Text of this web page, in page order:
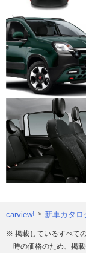
carview! 新車カタロ
※ 掲載しているすべて
時の価格のため、掲